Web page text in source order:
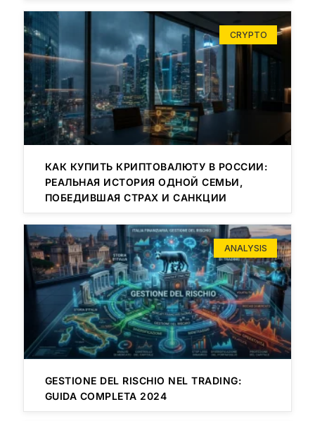
CRYPTO
КАК КУПИТЬ КРИПТОВАЛЮТУ В РОССИИ:
РЕАЛЬНАЯ ИСТОРИЯ ОДНОЙ СЕМЬИ,
ПОБЕДИВШАЯ СТРАХ И САНКЦИИ
ANALYSIS
GESTIONE DEL RISCHIO NEL TRADING:
GUIDA COMPLETA 2024